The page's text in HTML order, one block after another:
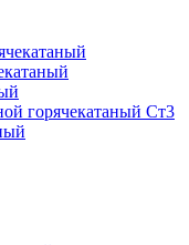
горячекатаный Ст3